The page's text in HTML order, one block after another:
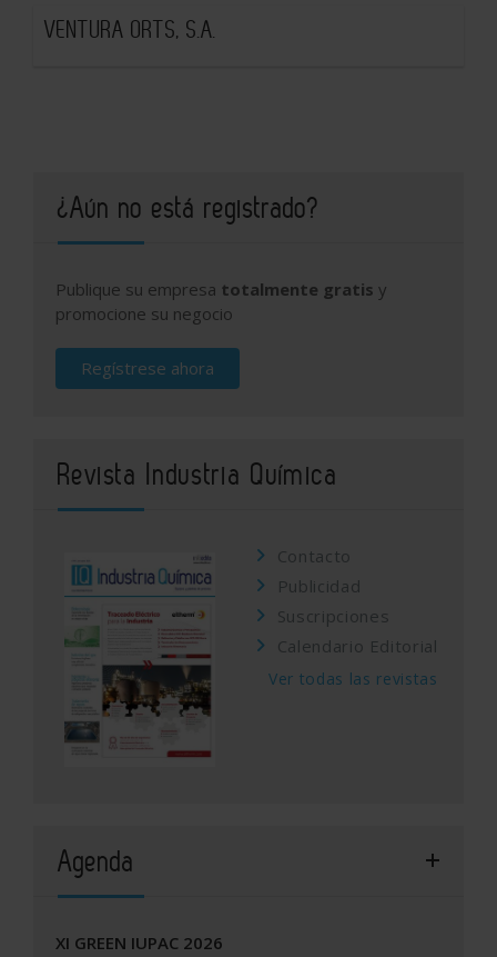
VENTURA ORTS, S.A.
¿Aún no está registrado?
Publique su empresa totalmente gratis y
promocione su negocio
Regístrese ahora
Revista Industria Química
Contacto
Publicidad
Suscripciones
Calendario Editorial
Ver todas las revistas
Agenda
XI GREEN IUPAC 2026